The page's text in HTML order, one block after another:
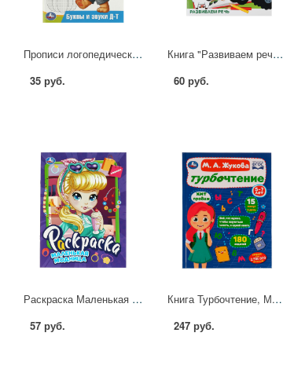
Прописи логопедические Буквы и звуки Д-Т, 16 стр. УМка 978-5-506-09540-8
35 руб.
Книга "Развиваем речь. Синий Трактор". Первые задания малышам, 16 стр. УМка 978-5-506-10739-2
60 руб.
Раскраска Маленькая модница, 16 стр. Умка 978-5-506-09069-4
57 руб.
Книга Турбочтение, М. А.
247 руб.